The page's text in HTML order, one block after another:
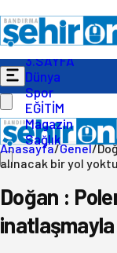
Gündem
Ekonomi
Politika
3.SAYFA
Dünya
Spor
EĞİTİM
Magazin
Sağlık
Anasayfa/Genel/
alınacak bir yol
Doğan :